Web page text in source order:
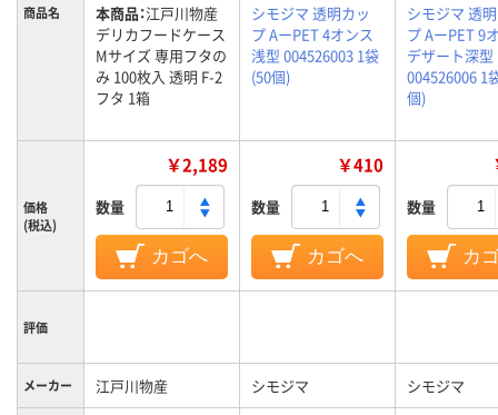
商品名 本商品：江戸川物産
デリカフードケース
Mサイズ 専用フタの
み 100枚入 透明 F-2
フタ 1箱
シモジマ 透明カッ
プ AーPET 4オンス
浅型 004526003 1袋
(50個)
シモジマ 透
プ AーPET 9
デザート深型
004526006 1
個)
価格
(税込)
￥2,189
数量
カゴへ
￥410
数量
カゴへ
数量
カ
評価
メーカー 江戸川物産 シモジマ シモジマ